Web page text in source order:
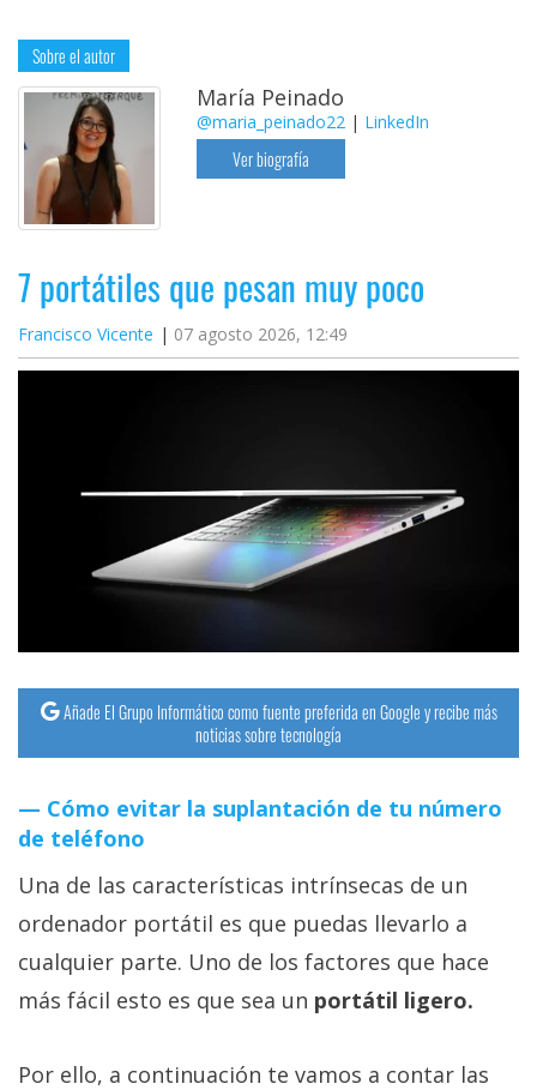
Sobre el autor
María Peinado
@maria_peinado22 | LinkedIn
Ver biografía
7 portátiles que pesan muy poco
Francisco Vicente 07 agosto 2026, 12:49
Añade El Grupo Informático como fuente preferida en Google y recibe más
noticias sobre tecnología
Cómo evitar la suplantación de tu número
de teléfono
Una de las características intrínsecas de un
ordenador portátil es que puedas llevarlo a
cualquier parte. Uno de los factores que hace
más fácil esto es que sea un portátil ligero.
Por ello, a continuación te vamos a contar las